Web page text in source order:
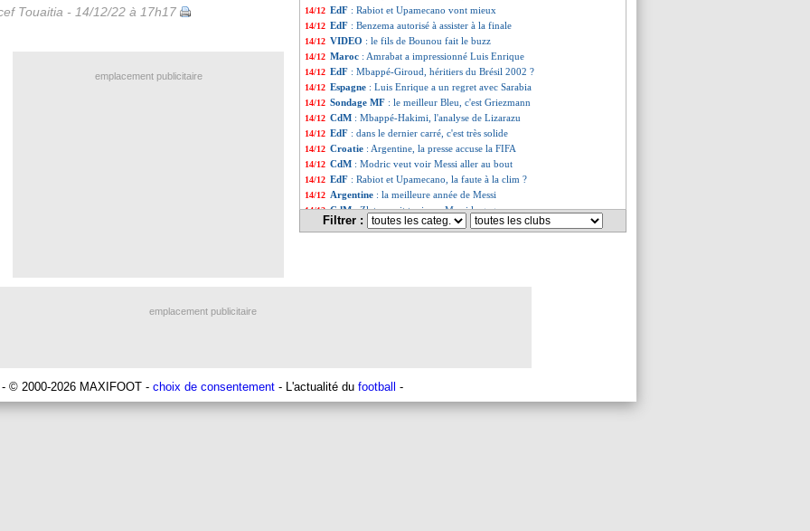
Touaitia - 14/12/22 à 17h17 14/12 EdF : Rabiot et Upamecano vont mieux
14/12 EdF : Benzema autorisé à assister à la finale
14/12 VIDEO : le fils de Bounou fait le buzz
14/12 Maroc : Amrabat a impressionné Luis Enrique
14/12 EdF : Mbappé-Giroud, héritiers du Brésil 2002 ?
14/12 Espagne : Luis Enrique a un regret avec Sarabia
14/12 Sondage MF : le meilleur Bleu, c'est Griezmann
14/12 CdM : Mbappé-Hakimi, l'analyse de Lizarazu
14/12 EdF : dans le dernier carré, c'est très solide
14/12 Croatie : Argentine, la presse accuse la FIFA
14/12 CdM : Modric veut voir Messi aller au bout
14/12 EdF : Rabiot et Upamecano, la faute à la clim ?
14/12 Argentine : la meilleure année de Messi
14/12 CdM: Zlatan voit toujours Messi la gagner
14/12 Argentine: son dernier Mondial, Messi confirme
Filtrer :
emplacement publicitaire
emplacement publicitaire
- © 2000-2026 MAXIFOOT - choix de consentement - L'actualité du football -